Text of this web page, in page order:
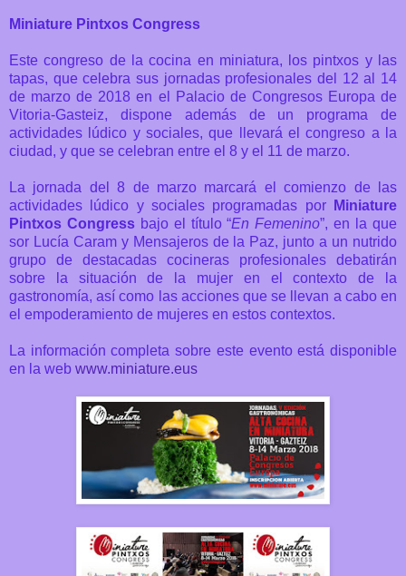
Miniature Pintxos Congress
Este congreso de la cocina en miniatura, los pintxos y las
tapas, que celebra sus jornadas profesionales del 12 al 14
de marzo de 2018 en el Palacio de Congresos Europa de
Vitoria-Gasteiz, dispone además de un programa de
actividades lúdico y sociales, que llevará el congreso a la
ciudad, y que se celebran entre el 8 y el 11 de marzo.
La jornada del 8 de marzo marcará el comienzo de las
actividades lúdico y sociales programadas por
Miniature
Pintxos Congressbajo el título “En Femenino”, en la que
sor Lucía Caram y Mensajeros de la Paz, junto a un nutrido
grupo de destacadas cocineras profesionales debatirán
sobre la situación de la mujer en el contexto de la
gastronomía, así como las acciones que se llevan a cabo en
el empoderamiento de mujeres en estos contextos.
La información completa sobre este evento está disponible
en la web www.miniature.eus